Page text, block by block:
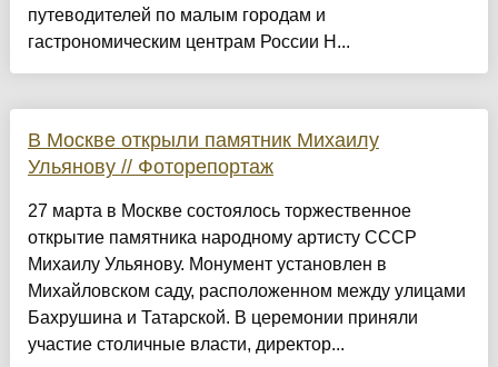
путеводителей по малым городам и
гастрономическим центрам России Н...
В Москве открыли памятник Михаилу
Ульянову // Фоторепортаж
27 марта в Москве состоялось торжественное
открытие памятника народному артисту СССР
Михаилу Ульянову. Монумент установлен в
Михайловском саду, расположенном между улицами
Бахрушина и Татарской. В церемонии приняли
участие столичные власти, директор...